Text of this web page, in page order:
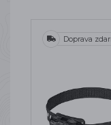
Doprava